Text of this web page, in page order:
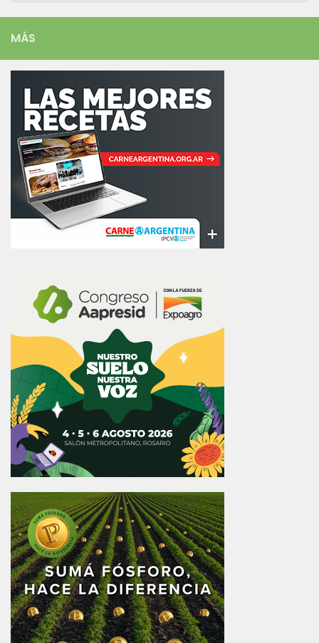
MÁS